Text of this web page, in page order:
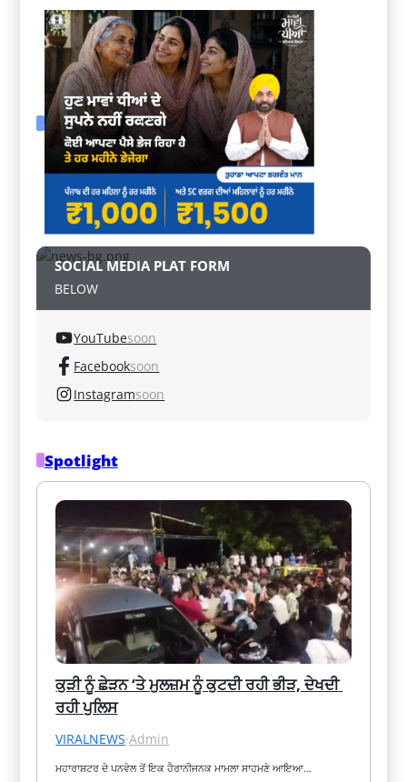
SOCIAL MEDIA PLAT FORM
BELOW
YouTubesoon
Facebooksoon
Instagramsoon
Spotlight
ਕੁੜੀ ਨੂੰ ਛੇੜਨ ‘ਤੇ ਮੁਲਜ਼ਮ ਨੂੰ ਕੁਟਦੀ ਰਹੀ ਭੀੜ, ਦੇਖਦੀ
ਰਹੀ ਪੁਲਿਸ
VIRALNEWS·Admin
ਮਹਾਰਾਸ਼ਟਰ ਦੇ ਪਨਵੇਲ ਤੋਂ ਇਕ ਹੈਰਾਨੀਜਨਕ ਮਾਮਲਾ ਸਾਹਮਣੇ ਆਇਆ…